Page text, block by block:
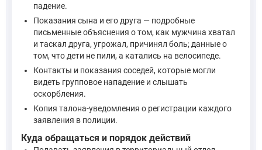
падение.
Показания сына и его друга — подробные
письменные объяснения о том, как мужчина хватал
и таскал друга, угрожал, причинял боль; данные о
том, что дети не пили, а катались на велосипеде.
Контакты и показания соседей, которые могли
видеть групповое нападение и слышать
оскорбления.
Копия талона-уведомления о регистрации каждого
заявления в полиции.
Куда обращаться и порядок действий